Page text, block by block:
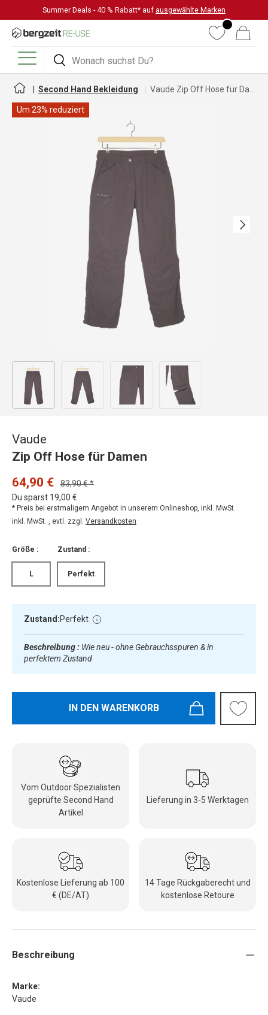
DIREKT ZUM INHALT
Summer Deals - 40 % Rabatt* auf ausgewählte Marken
Suchen
Suchen
WunschlisteWarenkorb
Menü
Second Hand Bekleidung
Um 23% reduziert
Nächste
Bild 1 in Galerieansicht laden
Vaude
Zip Off Hose für Damen
64,90 €
83,90 € *
Du sparst 19,00 €
* Preis bei erstmaligem Angebot in unserem Onlineshop, inkl. MwSt.
inkl. MwSt. , evtl. zzgl. Versandkosten
Größe :
L
Zustand :
Perfekt
Zustand:Perfekt
Beschreibung : Wie neu - ohne Gebrauchsspuren & in
perfektem Zustand
IN DEN WARENKORB
Vom Outdoor Spezialisten
geprüfte Second Hand
Artikel
Lieferung in 3-5 Werktagen
Kostenlose Lieferung ab 100
€ (DE/AT)
14 Tage Rückgaberecht und
kostenlose Retoure
Beschreibung
Marke:
Vaude